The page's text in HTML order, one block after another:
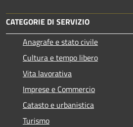
CATEGORIE DI SERVIZIO
Anagrafe e stato civile
Cultura e tempo libero
Vita lavorativa
Imprese e Commercio
Catasto e urbanistica
Turismo